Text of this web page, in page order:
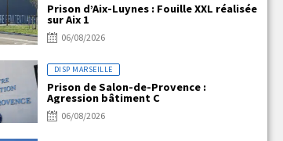
Prison d’Aix-Luynes : Fouille XXL réalisée
sur Aix 1
06/08/2026
DISP MARSEILLE
Prison de Salon-de-Provence :
Agression bâtiment C
06/08/2026